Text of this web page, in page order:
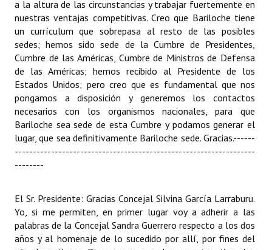
a la altura de las circunstancias y trabajar fuertemente en
nuestras ventajas competitivas. Creo que Bariloche tiene
un currículum que sobrepasa al resto de las posibles
sedes; hemos sido sede de la Cumbre de Presidentes,
Cumbre de las Américas, Cumbre de Ministros de Defensa
de las Américas; hemos recibido al Presidente de los
Estados Unidos; pero creo que es fundamental que nos
pongamos a disposición y generemos los contactos
necesarios con los organismos nacionales, para que
Bariloche sea sede de esta Cumbre y podamos generar el
lugar, que sea definitivamente Bariloche sede. Gracias.------
------------------------------------------------------------------
--------
El Sr. Presidente: Gracias Concejal Silvina García Larraburu.
Yo, si me permiten, en primer lugar voy a adherir a las
palabras de la Concejal Sandra Guerrero respecto a los dos
años y al homenaje de lo sucedido por allí, por fines del